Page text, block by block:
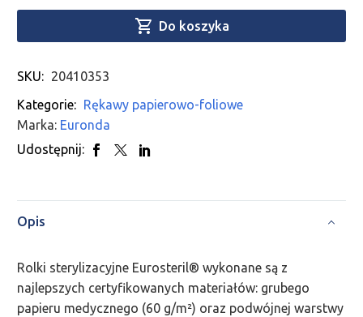
 Do koszyka
SKU: 20410353
Kategorie: Rękawy papierowo-foliowe
Marka: Euronda
Udostępnij:
Opis
Rolki sterylizacyjne Eurosteril® wykonane są z
najlepszych certyfikowanych materiałów: grubego
papieru medycznego (60 g/m²) oraz podwójnej warstwy